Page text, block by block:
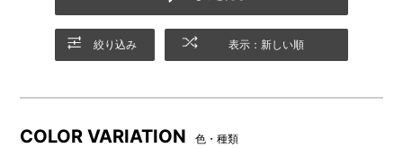
絞り込み 表示：新しい順
COLOR VARIATION 色・種類